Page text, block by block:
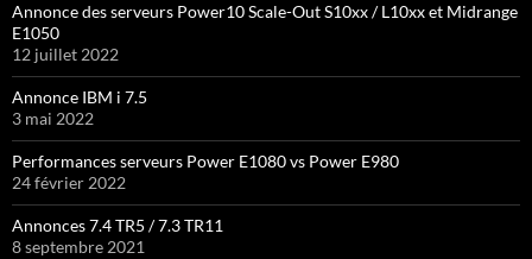
Annonce des serveurs Power10 Scale-Out S10xx / L10xx et Midrange
E1050
12 juillet 2022
Annonce IBM i 7.5
3 mai 2022
Performances serveurs Power E1080 vs Power E980
24 février 2022
Annonces 7.4 TR5 / 7.3 TR11
8 septembre 2021